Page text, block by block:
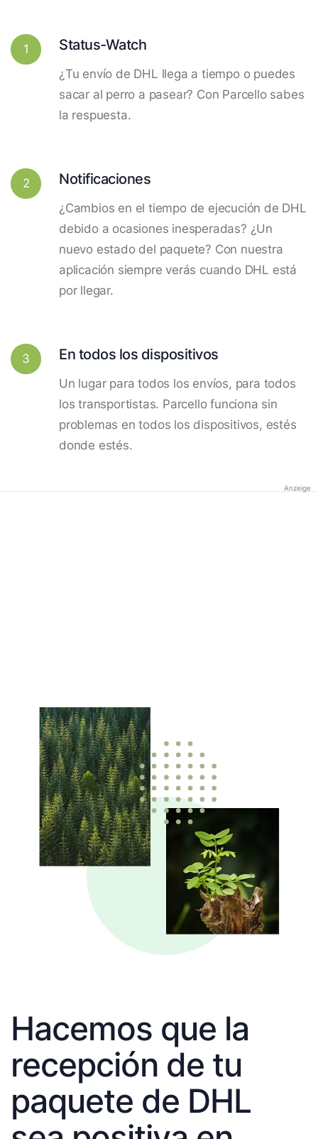
1 Status-Watch
¿Tu envío de DHL llega a tiempo o puedes
sacar al perro a pasear? Con Parcello sabes
la respuesta.
2 Notificaciones
¿Cambios en el tiempo de ejecución de DHL
debido a ocasiones inesperadas? ¿Un
nuevo estado del paquete? Con nuestra
aplicación siempre verás cuando DHL está
por llegar.
3 En todos los dispositivos
Un lugar para todos los envíos, para todos
los transportistas. Parcello funciona sin
problemas en todos los dispositivos, estés
donde estés.
Anzeige
Hacemos que la
recepción de tu
paquete de DHL